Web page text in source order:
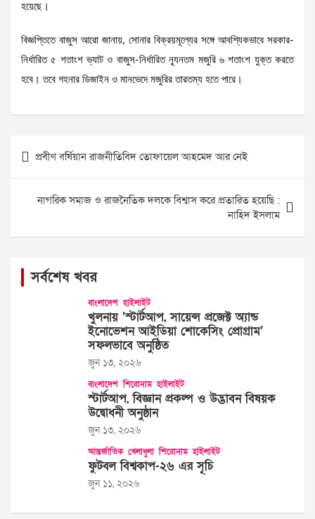
হয়েছে।
বিজ্ঞপ্তিতে বাজুস আরো জানায়, সোনার বিক্রয়মূল্যের সঙ্গে আবশ্যিকভাবে সরকার-
নির্ধারিত ৫ শতাংশ ভ্যাট ও বাজুস-নির্ধারিত ন্যূনতম মজুরি ৬ শতাংশ যুক্ত করতে
হবে। তবে গহনার ডিজাইন ও মানভেদে মজুরির তারতম্য হতে পারে।
Post
navigation
প্রবীণ বর্ষিয়ান রাজনীতিবিদ তোফায়েল আহমেদ আর নেই
নাগরিক সমাজ ও রাজনৈতিক দলকে বিশ্বাস করে প্রতারিত হয়েছি :
নাহিদ ইসলাম
সর্বশেষ খবর
বাংলাদেশ হাইলাইট
খুলনায় ‘স্টার্টআপ, সায়েন্স প্রজেক্ট অ্যান্ড
ইনোভেশন আইডিয়া শোকেসিং প্রোগ্রাম’
সফলভাবে অনুষ্ঠিত
জুন ১৩, ২০২৬
বাংলাদেশ শিরোনাম হাইলাইট
স্টার্টআপ, বিজ্ঞান প্রকল্প ও উদ্ভাবন বিষয়ক
উদ্বোধনী অনুষ্ঠান
জুন ১৩, ২০২৬
আন্তর্জাতিক খেলাধুলা শিরোনাম হাইলাইট
ফুটবল বিশ্বকাপ-২৬ এর সূচি
জুন ১১, ২০২৬